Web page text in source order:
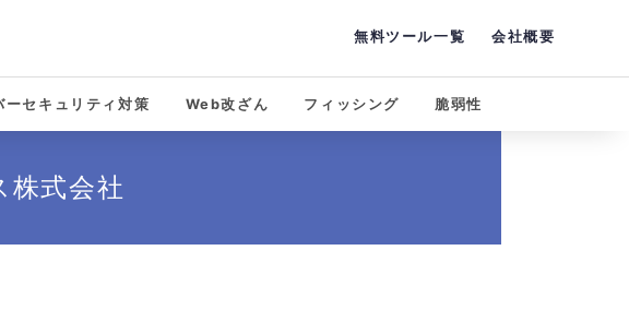
無料ツール一覧 会社概要
ーセキュリティ対策 Web改ざん フィッシング 脆弱性
株式会社